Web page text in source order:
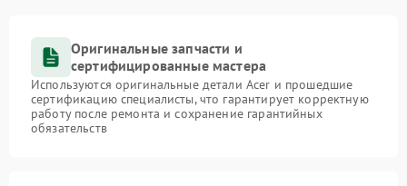
Оригинальные запчасти и
сертифицированные мастера
Используются оригинальные детали Acer и прошедшие
сертификацию специалисты, что гарантирует корректную
работу после ремонта и сохранение гарантийных
обязательств